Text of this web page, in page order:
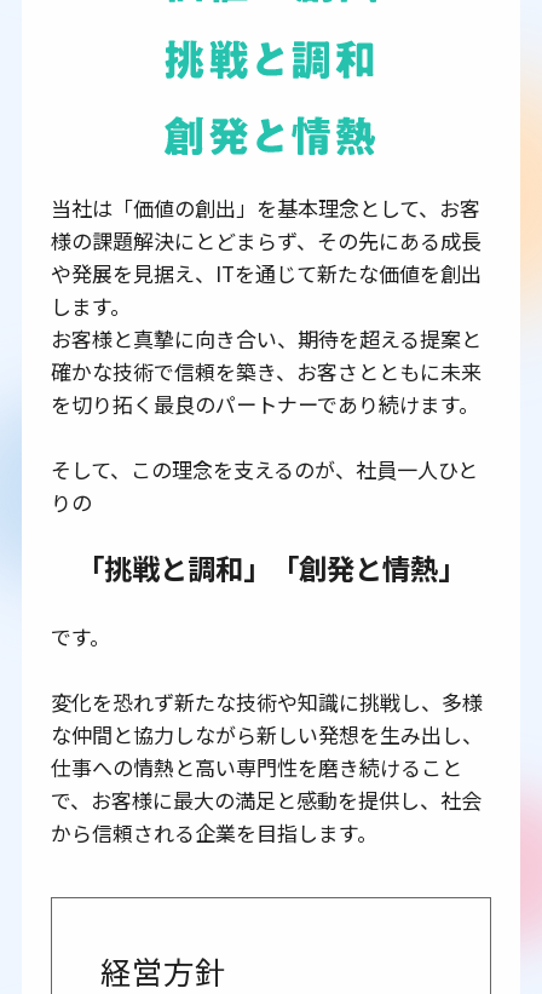
当社は「価値の創出」を基本理念として、お客
様の課題解決にとどまらず、その先にある成長
や発展を見据え、ITを通じて新たな価値を創出
します。
お客様と真摯に向き合い、期待を超える提案と
確かな技術で信頼を築き、お客さとともに未来
を切り拓く最良のパートナーであり続けます。
そして、この理念を支えるのが、社員一人ひと
りの
「挑戦と調和」「創発と情熱」
です。
変化を恐れず新たな技術や知識に挑戦し、多様
な仲間と協力しながら新しい発想を生み出し、
仕事への情熱と高い専門性を磨き続けること
で、お客様に最大の満足と感動を提供し、社会
から信頼される企業を目指します。
経営方針